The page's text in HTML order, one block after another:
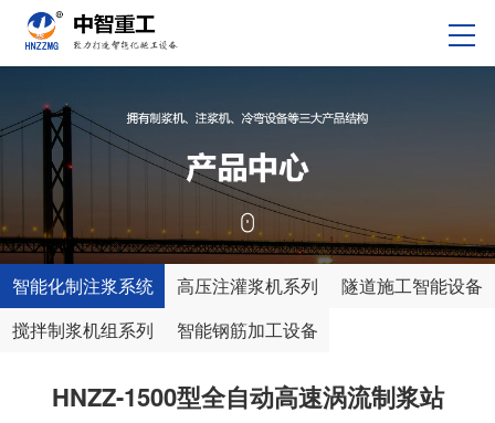
智能化制注浆系统 高压注灌浆机系列
隧道施工智能设备
搅拌制浆机组系列
智能钢筋加工设备
HNZZ-1500型全自动高速涡流制浆站